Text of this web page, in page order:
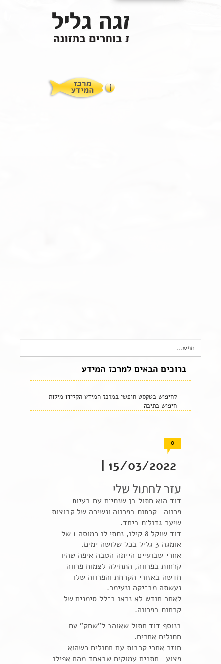
מרכז המטפלים
מרכז המידע
Search
for:
ברוכים הבאים למרכז המידע
לחיפוש בטקסט חופשי במרכז המידע הקלידו מילות
חיפוש בתיבה
0
15/03/2022 |
עזר לחתול שלי
דוד הוא חתול בן שנתיים עם בעיות
פרווה- קרחות בפרווה ונשירה של קבוצות
שיער גדולות ביחד.
דוד שוקל 8 קילו, נתתי לו כמוסה 1 של
אומגה 3 גליל בכל שלושה ימים.
אחרי שבועיים הייתה הטבה איפה שהיו
קרחות בפרווה, התחילה לצמוח פרווה
חדשה באזורי הקרחת והפרווה שלו
נעשתה מבריקה ונעימה.
לאחר חודש לא נראו בכלל סימנים של
קרחות בפרווה.
בנוסף דוד חתול שאוהב ל"שחק" עם
חתולים אחרים.
חוזר אחרי קרבות עם חתולים כשהוא
פצוע- חתכים עמוקים שבאחד מהם אפילו